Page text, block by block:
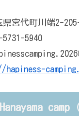
県宮代町川端2-
5940
camp